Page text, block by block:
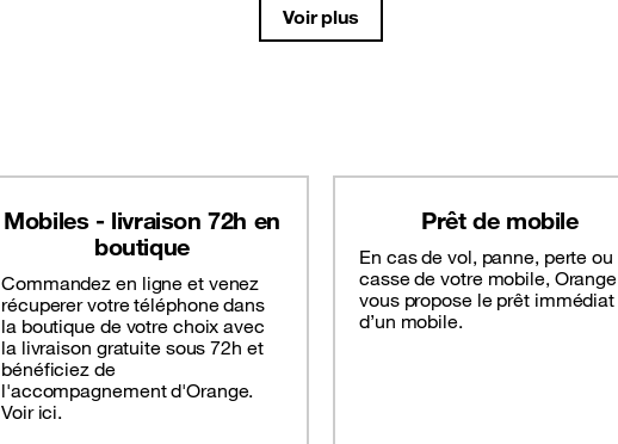
Voir plus
Mobiles - livraison 72h en
boutique
Commandez en ligne et venez
récuperer votre téléphone dans
la boutique de votre choix avec
la livraison gratuite sous 72h et
bénéficiez de
l'accompagnement d'Orange.
Voir ici.
Prêt de mobile
En cas de vol, panne, perte ou
casse de votre mobile, Orange
vous propose le prêt immédiat
d’un mobile.